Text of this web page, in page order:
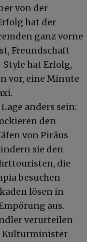
von der
hat der
ganz vorne
Freundschaft
hat Erfolg,
vor, eine Minute
anders sein:
den
von Piräus
sie den
die
besuchen
lösen in
aus.
verurteilen
Kulturminister